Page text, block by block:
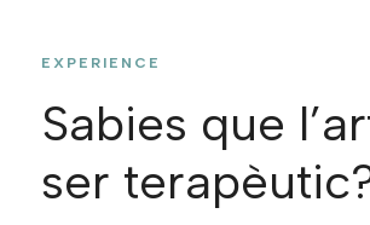
EXPERIENCE
Sabies que
ser